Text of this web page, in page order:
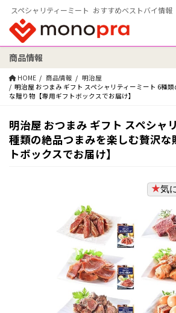
スペシャリティーミート おすすめベストバイ情報
検索:
商品情報
HOME 商品情報
明治屋
明治屋 おつまみ ギフト スペシャリティーミート 6種
な贈り物【専用ギフトボックスでお届け】
明治屋 おつまみ ギフト スペシャ
種類の絶品つまみを楽しむ贅沢な
トボックスでお届け】
気